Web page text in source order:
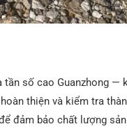
số cao Guanzhong —
thiện và kiểm tra
đảm bảo chất lượng